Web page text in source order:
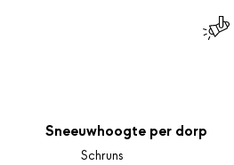
Sneeuwhoogte per dorp
Schruns